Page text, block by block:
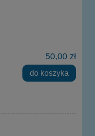
50,00 zł
do koszyka